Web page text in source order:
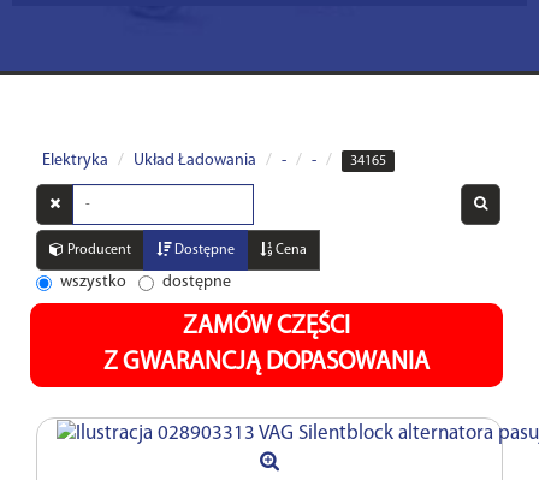
Elektryka Układ Ładowania - - 34165
Wyszukaj
w
opisachProducent Dostępne Cena
wszystko dostępne
ZAMÓW CZĘŚCI
Z GWARANCJĄ DOPASOWANIA